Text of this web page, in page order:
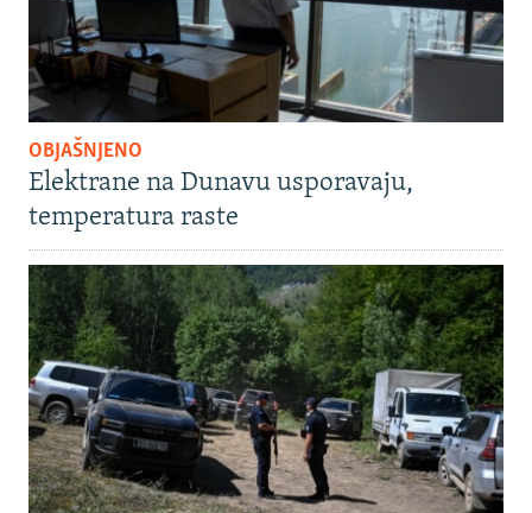
OBJAŠNJENO
Elektrane na Dunavu usporavaju,
temperatura raste